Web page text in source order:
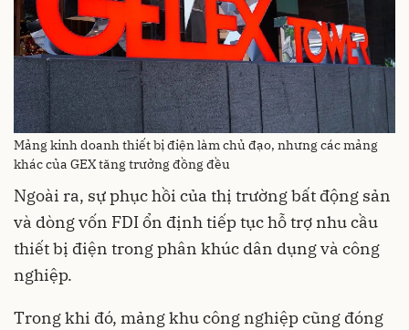
Mảng kinh doanh thiết bị điện làm chủ đạo, nhưng các mảng
khác của GEX tăng trưởng đồng đều
Ngoài ra, sự phục hồi của thị trường bất động sản
và dòng vốn FDI ổn định tiếp tục hỗ trợ nhu cầu
thiết bị điện trong phân khúc dân dụng và công
nghiệp.
Trong khi đó, mảng khu công nghiệp cũng đóng